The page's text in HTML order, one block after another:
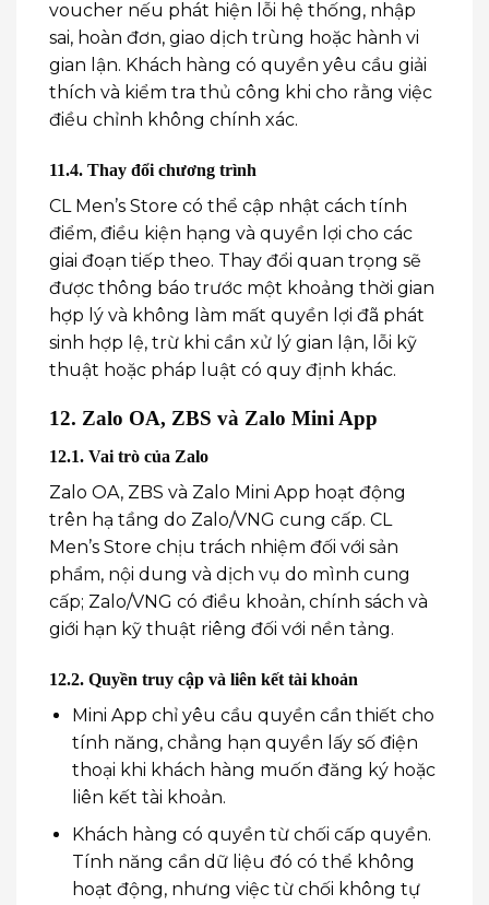
voucher nếu phát hiện lỗi hệ thống, nhập
sai, hoàn đơn, giao dịch trùng hoặc hành vi
gian lận. Khách hàng có quyền yêu cầu giải
thích và kiểm tra thủ công khi cho rằng việc
điều chỉnh không chính xác.
11.4. Thay đổi chương trình
CL Men’s Store có thể cập nhật cách tính
điểm, điều kiện hạng và quyền lợi cho các
giai đoạn tiếp theo. Thay đổi quan trọng sẽ
được thông báo trước một khoảng thời gian
hợp lý và không làm mất quyền lợi đã phát
sinh hợp lệ, trừ khi cần xử lý gian lận, lỗi kỹ
thuật hoặc pháp luật có quy định khác.
12. Zalo OA, ZBS và Zalo Mini App
12.1. Vai trò của Zalo
Zalo OA, ZBS và Zalo Mini App hoạt động
trên hạ tầng do Zalo/VNG cung cấp. CL
Men’s Store chịu trách nhiệm đối với sản
phẩm, nội dung và dịch vụ do mình cung
cấp; Zalo/VNG có điều khoản, chính sách và
giới hạn kỹ thuật riêng đối với nền tảng.
12.2. Quyền truy cập và liên kết tài khoản
Mini App chỉ yêu cầu quyền cần thiết cho
tính năng, chẳng hạn quyền lấy số điện
thoại khi khách hàng muốn đăng ký hoặc
liên kết tài khoản.
Khách hàng có quyền từ chối cấp quyền.
Tính năng cần dữ liệu đó có thể không
hoạt động, nhưng việc từ chối không tự